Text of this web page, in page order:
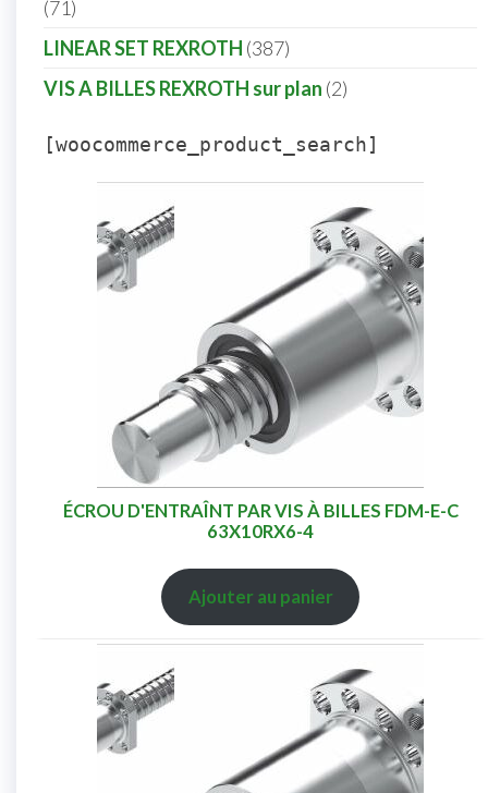
71
LINEAR SET REXROTH 387
VIS A BILLES REXROTH sur plan 2
[woocommerce_product_search]
ÉCROU D'ENTRAÎNT PAR VIS À BILLES FDM-E-C
63X10RX6-4
Ajouter au panier